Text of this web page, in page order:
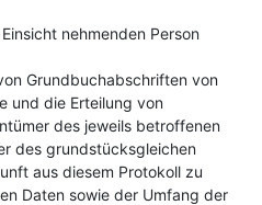
nehmenden Person
Grundbuchabschriften von
und die Erteilung von
des jeweils betroffenen
des grundstücksgleichen
aus diesem Protokoll zu
Daten sowie der Umfang der